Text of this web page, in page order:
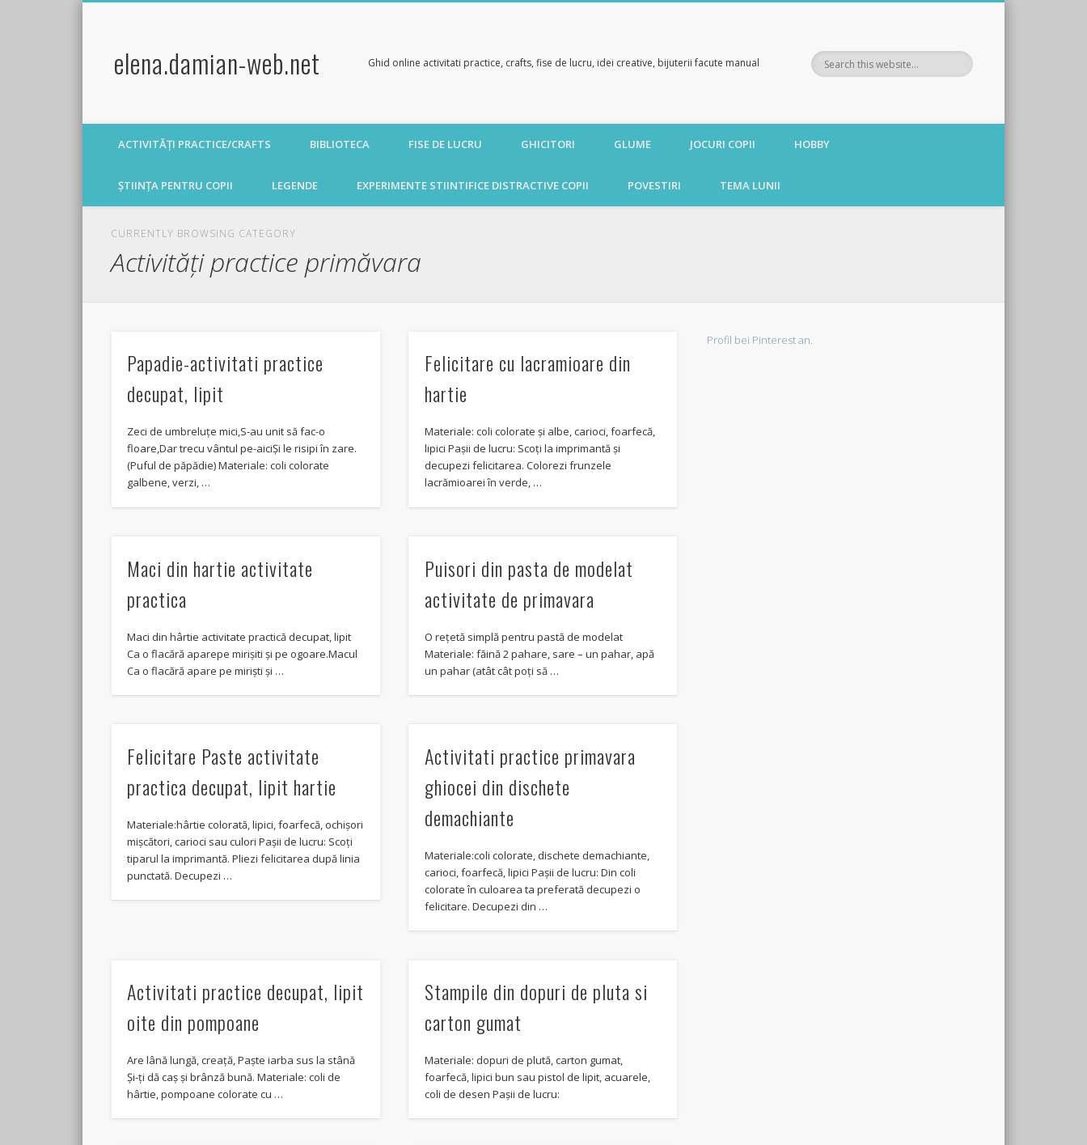
elena.damian-web.net Ghid online activitati practice, crafts, fise de lucru, idei creative, bijuterii facute manual
ACTIVITĂȚI PRACTICE/CRAFTS BIBLIOTECA FISE DE LUCRU GHICITORI GLUME JOCURI COPII HOBBY
ȘTIINȚA PENTRU COPII LEGENDE EXPERIMENTE STIINTIFICE DISTRACTIVE COPII POVESTIRI TEMA LUNII
CURRENTLY BROWSING CATEGORY
Activități practice primăvara
Papadie-activitati practice
decupat, lipit
Zeci de umbreluțe mici,S-au unit să fac-o
floare,Dar trecu vântul pe-aiciȘi le risipi în zare.
(Puful de păpădie) Materiale: coli colorate
galbene, verzi, …
Felicitare cu lacramioare din
hartie
Materiale: coli colorate și albe, carioci, foarfecă,
lipici Pașii de lucru: Scoți la imprimantă și
decupezi felicitarea. Colorezi frunzele
lacrămioarei în verde, …
Maci din hartie activitate
practica
Maci din hârtie activitate practică decupat, lipit
Ca o flacără aparepe mirișiti și pe ogoare.Macul
Ca o flacără apare pe miriști și …
Puisori din pasta de modelat
activitate de primavara
O reţetă simplă pentru pastă de modelat
Materiale: făină 2 pahare, sare – un pahar, apă
un pahar (atât cât poţi să …
Felicitare Paste activitate
practica decupat, lipit hartie
Materiale:hârtie colorată, lipici, foarfecă, ochișori
mișcători, carioci sau culori Pașii de lucru: Scoți
tiparul la imprimantă. Pliezi felicitarea după linia
punctată. Decupezi …
Activitati practice primavara
ghiocei din dischete
demachiante
Materiale:coli colorate, dischete demachiante,
carioci, foarfecă, lipici Pașii de lucru: Din coli
colorate în culoarea ta preferată decupezi o
felicitare. Decupezi din …
Activitati practice decupat, lipit
oite din pompoane
Are lână lungă, creață, Paște iarba sus la stână
Și-ți dă caș și brânză bună. Materiale: coli de
hârtie, pompoane colorate cu …
Stampile din dopuri de pluta si
carton gumat
Materiale: dopuri de plută, carton gumat,
foarfecă, lipici bun sau pistol de lipit, acuarele,
coli de desen Pașii de lucru:
Profil bei Pinterest an.